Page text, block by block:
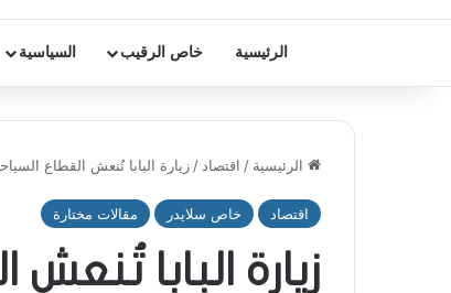
الرئيسية خاص الرقيب السياسية
الرئيسية / اقتصاد / زيارة البابا تُنعش القطاع السياحي… 186% زيادة في عدد الوافدين إلى
اقتصاد خاص سلايدر مقالات مختارة